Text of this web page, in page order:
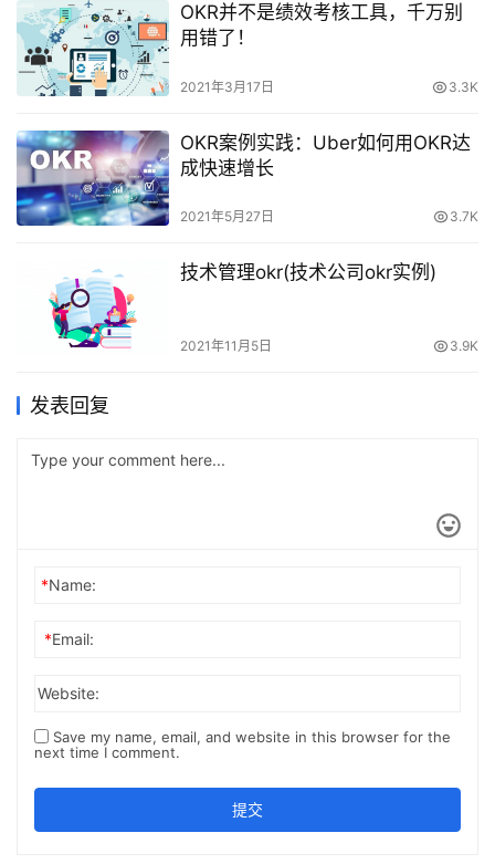
我们的OKR体系很正常。” 领导苦笑着说：…OKR并不是绩效考核工具，千万别
用错了！
2021年3月17日 3.3K
OKR案例实践：Uber如何用OKR达
成快速增长
2021年5月27日 3.7K
技术管理okr(技术公司okr实例)
2021年11月5日 3.9K
发表回复
*Name:
*Email:
Website:
Save my name, email, and website in this browser for the
next time I comment.
提交